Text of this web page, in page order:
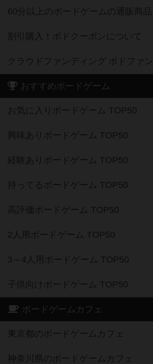
60分以上のボードゲームの通販商品
割引購入！ボドクーポンについて
クラウドファンディング ボドファン
おすすめボードゲーム
お気に入りボードゲーム TOP50
興味ありボードゲーム TOP50
経験ありボードゲーム TOP50
持ってるボードゲーム TOP50
高評価ボードゲーム TOP50
2人用ボードゲーム TOP50
3～4人用ボードゲーム TOP50
子供向けボードゲーム TOP50
ボードゲームカフェ
東京都のボードゲームカフェ
神奈川県のボードゲームカフェ